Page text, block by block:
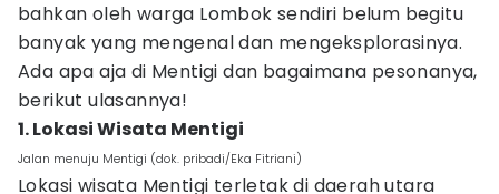
bahkan oleh warga Lombok sendiri belum begitu
banyak yang mengenal dan mengeksplorasinya.
Ada apa aja di Mentigi dan bagaimana pesonanya,
berikut ulasannya!
1. Lokasi Wisata Mentigi
Jalan menuju Mentigi (dok. pribadi/Eka Fitriani)
Lokasi wisata Mentigi terletak di daerah utara